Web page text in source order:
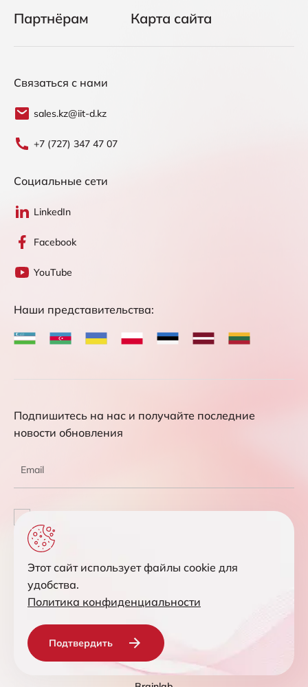
Партнёрам
Карта сайта
Связаться с нами
sales.kz@iit-d.kz
+7 (727) 347 47 07
Наши представительства:
Социальные сети
LinkedIn
Facebook
YouTube
Подпишитесь на нас и получайте последние
новости обновления
Отправить запрос
© 2019 -2026 Intelligent IT Distribution. Все права
защищены.
Политика конфиденциальности
Этот сайт использует файлы cookie для
удобства.
Политика конфиденциальности
Подтвердить